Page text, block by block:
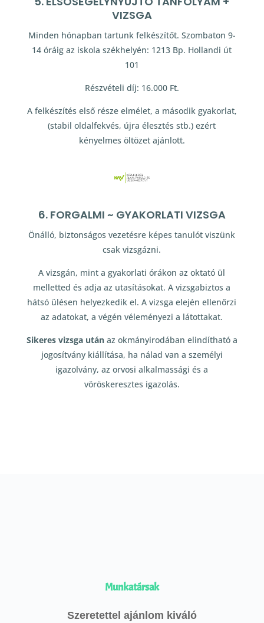
VIZSGA
Minden hónapban tartunk felkészítőt. Szombaton 9-
14 óráig az iskola székhelyén: 1213 Bp. Hollandi út
101
Részvételi díj: 16.000 Ft.
A felkészítés első része elmélet, a második gyakorlat,
(stabil oldalfekvés, újra élesztés stb.) ezért
kényelmes öltözet ajánlott.
6. FORGALMI ~ GYAKORLATI VIZSGA
Önálló, biztonságos vezetésre képes tanulót viszünk
csak vizsgázni.
A vizsgán, mint a gyakorlati órákon az oktató ül
melletted és adja az utasításokat. A vizsgabiztos a
hátsó ülésen helyezkedik el. A vizsga elején ellenőrzi
az adatokat, a végén véleményezi a látottakat.
Sikeres vizsga utánaz okmányirodában elindítható a
jogosítvány kiállítása, ha nálad van a személyi
igazolvány, az orvosi alkalmassági és a
vöröskeresztes igazolás.
Munkatársak
Szeretettel ajánlom kiváló